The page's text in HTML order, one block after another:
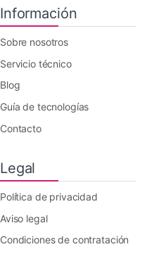
Información
Sobre nosotros
Servicio técnico
Blog
Guía de tecnologías
Contacto
Legal
Política de privacidad
Aviso legal
Condiciones de contratación